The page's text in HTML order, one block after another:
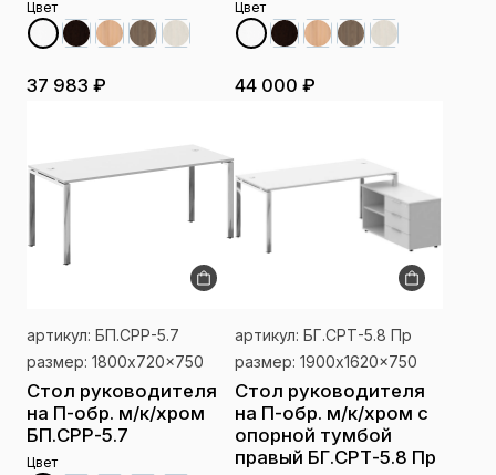
Цвет
37 983 ₽
Цвет
44 000 ₽
артикул: БП.СРР-5.7
размер: 1800x720x750
Стол руководителя
на П-обр. м/к/хром
БП.СРР-5.7
Цвет
артикул: БГ.СРТ-5.8 Пр
размер: 1900x1620x750
Стол руководителя
на П-обр. м/к/хром с
опорной тумбой
правый БГ.СРТ-5.8 Пр